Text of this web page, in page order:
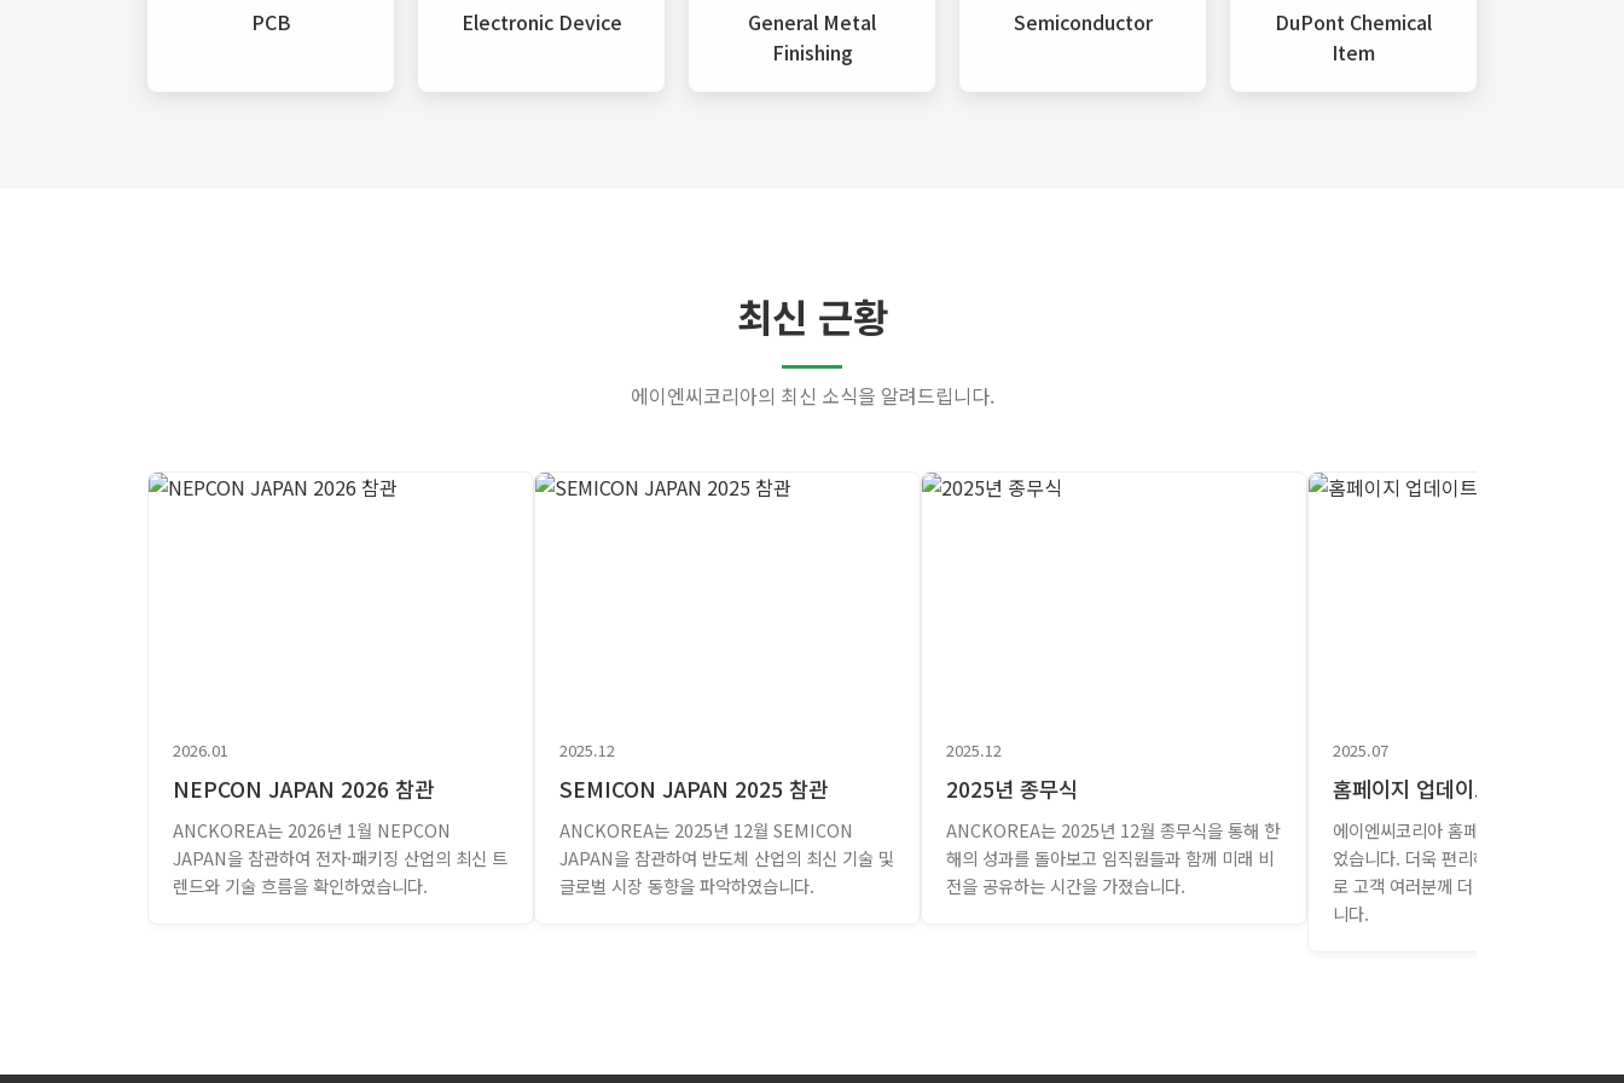
PCB Electronic Device
General Metal
Finishing
Semiconductor
DuPont Chemical
Item
최신 근황
에이엔씨코리아의 최신 소식을 알려드립니다.
2026.01
NEPCON JAPAN 2026 참관
ANCKOREA는 2026년 1월 NEPCON
JAPAN을 참관하여 전자·패키징 산업의 최신 트
렌드와 기술 흐름을 확인하였습니다.
2025.12
SEMICON JAPAN 2025 참관
ANCKOREA는 2025년 12월 SEMICON
JAPAN을 참관하여 반도체 산업의 최신 기술 및
글로벌 시장 동향을 파악하였습니다.
2025.12
2025년 종무식
ANCKOREA는 2025년 12월 종무식을 통해 한
해의 성과를 돌아보고 임직원들과 함께 미래 비
전을 공유하는 시간을 가졌습니다.
2025.07
홈페이지 업데이트
에이엔씨코리아 홈페이지가 새롭게 업데
었습니다. 더욱 편리하고 직관적인 인터
로 고객 여러분께 더 나은 서비스를 제공
니다.